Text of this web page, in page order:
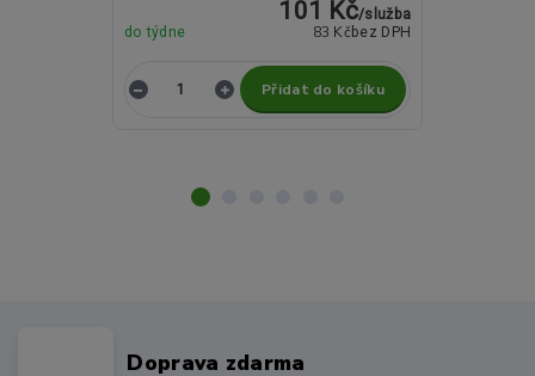
101 Kč/služba
83 Kč bez DPH
do týdne
Přidat do košíku
Doprava zdarma